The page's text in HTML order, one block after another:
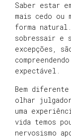
Saber estar
mais cedo ou
forma
sobressair e
excepções,
expectável.
Bem
olhar
uma
vida temos
nervosismo